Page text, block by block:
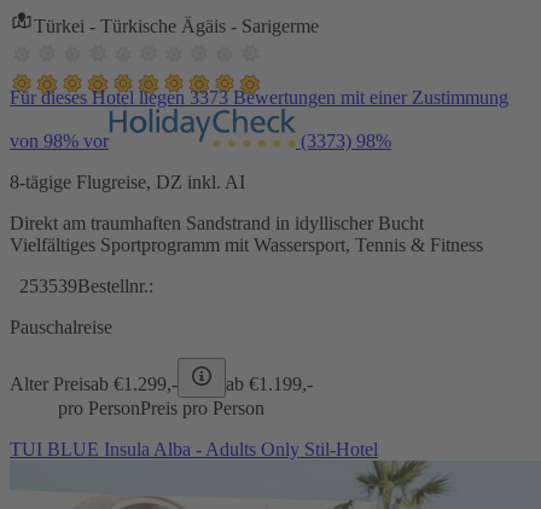
Türkei - Türkische Ägäis - Sarigerme
Für dieses Hotel liegen 3373 Bewertungen mit einer Zustimmung
von 98% vor (3373) 98%
8-tägige Flugreise, DZ inkl. AI
Direkt am traumhaften Sandstrand in idyllischer Bucht
Vielfältiges Sportprogramm mit Wassersport, Tennis & Fitness
253539Bestellnr.:
Pauschalreise
Alter Preisab €1.299,- ab €1.199,-
pro PersonPreis pro Person
TUI BLUE Insula Alba - Adults Only Stil-Hotel